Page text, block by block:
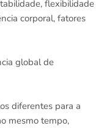
flexibilidade
corporal, fatores
global de
diferentes para a
mesmo tempo,